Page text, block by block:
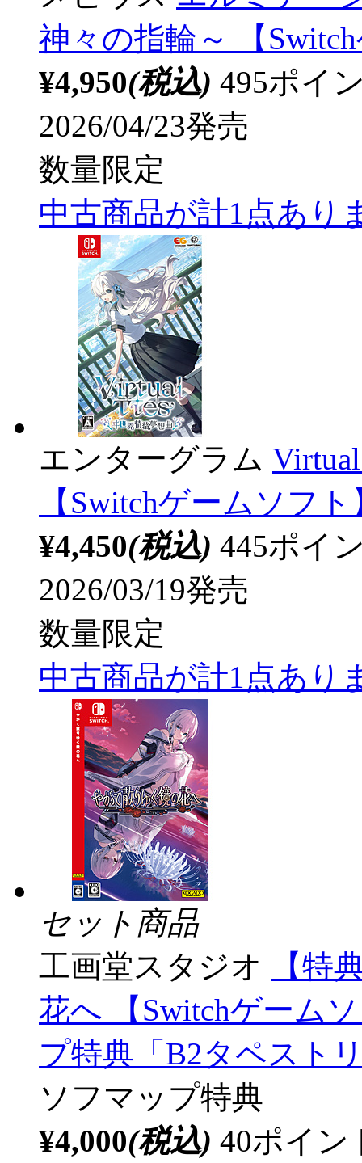
神々の指輪～ 【
¥4,950(税込) 495ポイ
2026/04/23発売
数量限定
中古商品が計1点あり
エンターグラム
【Switchゲームソフト
¥4,450(税込) 445ポイ
2026/03/19発売
数量限定
中古商品が計1点あり
セット商品
工画堂スタジオ
【特
花へ 【Switchゲーム
プ特典「B2タペスト
ソフマップ特典
¥4,000(税込) 40ポイ